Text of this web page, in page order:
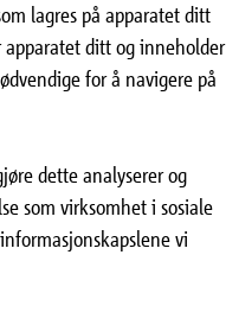
lagres på apparatet ditt
ditt og inneholder
for å navigere på
dette analyserer og
som virksomhet i sosiale
vi
Hilversum
vår